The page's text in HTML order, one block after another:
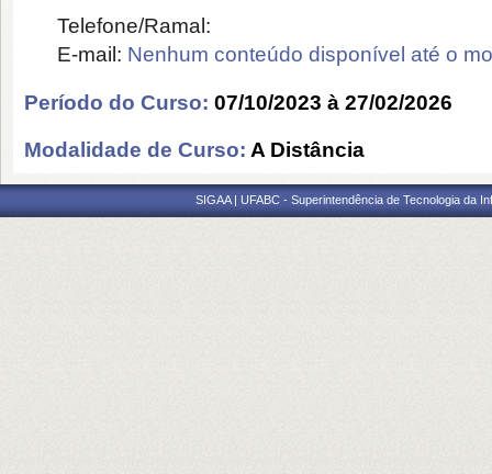
Telefone/Ramal:
E-mail: Nenhum conteúdo disponível até o
Período do Curso: 07/10/2023 à 27/02/2026
Modalidade de Curso: A Distância
SIGAA | UFABC - Superintendência de Tecnologia da